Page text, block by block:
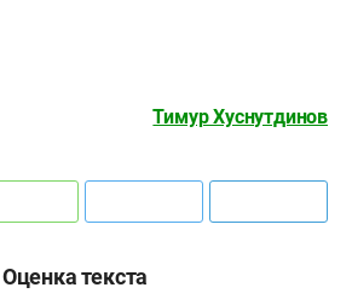
Тимур Хуснутдинов
Оценка текста